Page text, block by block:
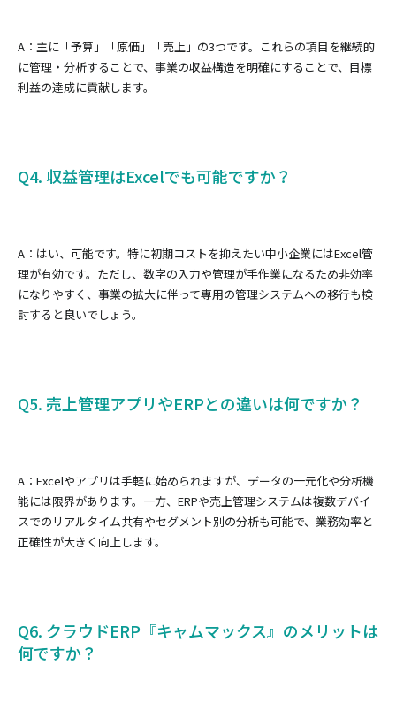
A：主に「予算」「原価」「売上」の3つです。これらの項目を継続的
に管理・分析することで、事業の収益構造を明確にすることで、目標
利益の達成に貢献します。
Q4. 収益管理はExcelでも可能ですか？
A：はい、可能です。特に初期コストを抑えたい中小企業にはExcel管
理が有効です。ただし、数字の入力や管理が手作業になるため非効率
になりやすく、事業の拡大に伴って専用の管理システムへの移行も検
討すると良いでしょう。
Q5. 売上管理アプリやERPとの違いは何ですか？
A：Excelやアプリは手軽に始められますが、データの一元化や分析機
能には限界があります。一方、ERPや売上管理システムは複数デバイ
スでのリアルタイム共有やセグメント別の分析も可能で、業務効率と
正確性が大きく向上します。
Q6. クラウドERP『キャムマックス』のメリットは
何ですか？